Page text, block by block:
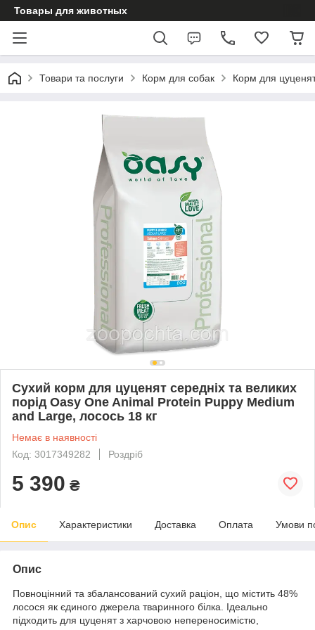
Товары для животных
Товари та послуги Корм для собак Корм для
Сухий корм для цуценят середніх та великих
порід Oasy One Animal Protein Puppy Medium
and Large, лосось 18 кг
Немає в наявності
Код: 3017349282
Роздріб
5 390 ₴
Опис Характеристики Доставка Оплата Умови
Опис
Повноцінний та збалансований сухий раціон, що містить 48%
лосося як єдиного джерела тваринного білка. Ідеально
підходить для цуценят з харчовою непереносимістю,